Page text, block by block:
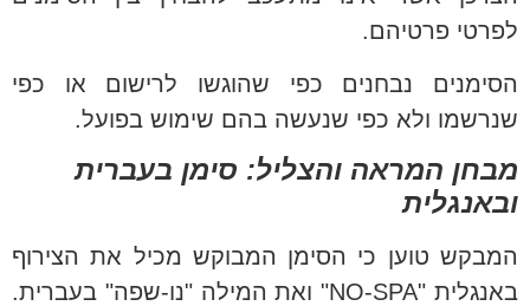
לפרטי פרטיהם.
הסימנים נבחנים כפי שהוגשו לרישום או כפי
שנרשמו ולא כפי שנעשה בהם שימוש בפועל.
מבחן המראה והצליל: סימן בעברית
ובאנגלית
המבקש טוען כי הסימן המבוקש מכיל את הצירוף
באנגלית "NO-SPA" ואת המילה "נו-שפה" בעברית.